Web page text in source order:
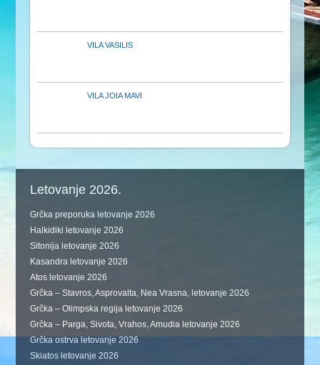
VILA VASILIS
VILA JOIA MAVI
Letovanje 2026.
Grčka preporuka letovanje 2026
Halkidiki letovanje 2026
Sitonija letovanje 2026
Kasandra letovanje 2026
Atos letovanje 2026
Grčka – Stavros, Asprovalta, Nea Vrasna, letovanje 2026
Grčka – Olimpska regija letovanje 2026
Grčka – Parga, Sivota, Vrahos, Amudia letovanje 2026
Grčka ostrva letovanje 2026
Skiatos letovanje 2026